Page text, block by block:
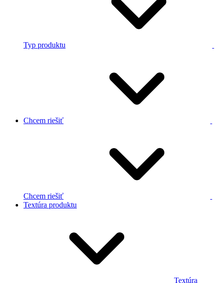
Typ produktu
Chcem riešiť
Chcem riešiť
Textúra produktu
Textúra